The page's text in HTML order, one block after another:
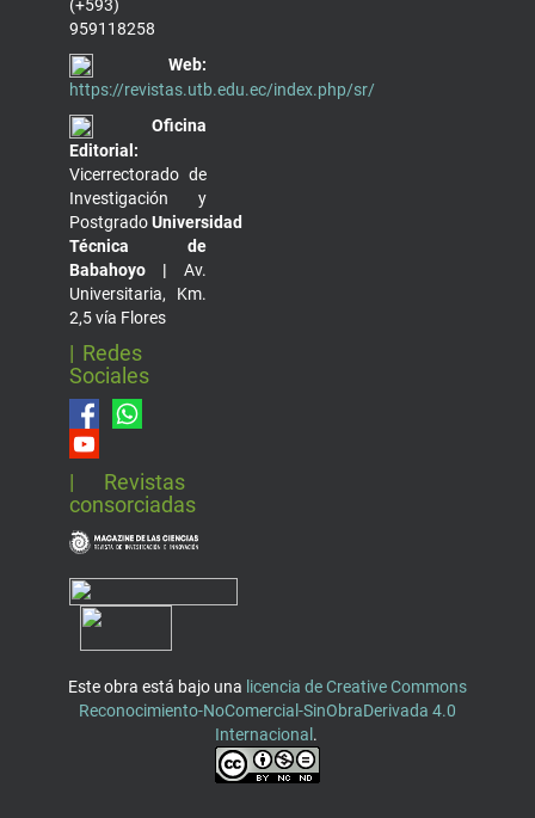
(+593)
959118258
Web:
https://revistas.utb.edu.ec/index.php/sr/
Oficina
Editorial:
Vicerrectorado de
Investigación y
PostgradoUniversidad
Técnica de
Babahoyo | Av.
Universitaria, Km.
2,5 vía Flores
| Redes
Sociales
| Revistas
consorciadas
Este obra está bajo una licencia de Creative Commons
Reconocimiento-NoComercial-SinObraDerivada 4.0
Internacional .